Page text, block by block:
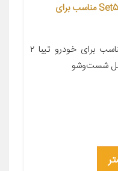
روکش صندلی خودرو آ.آپکس مدل Set5 مناسب برای
جزئیات محصول جنس جودون مناسب برای خودرو تیبا ۲
شست‌وشو